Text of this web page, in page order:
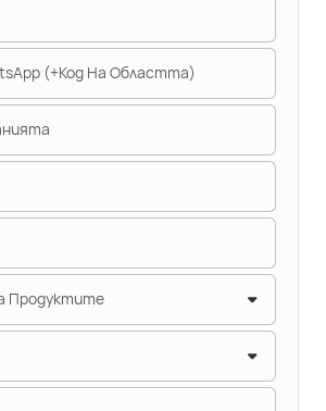
(+Код На Областта)
Продуктите